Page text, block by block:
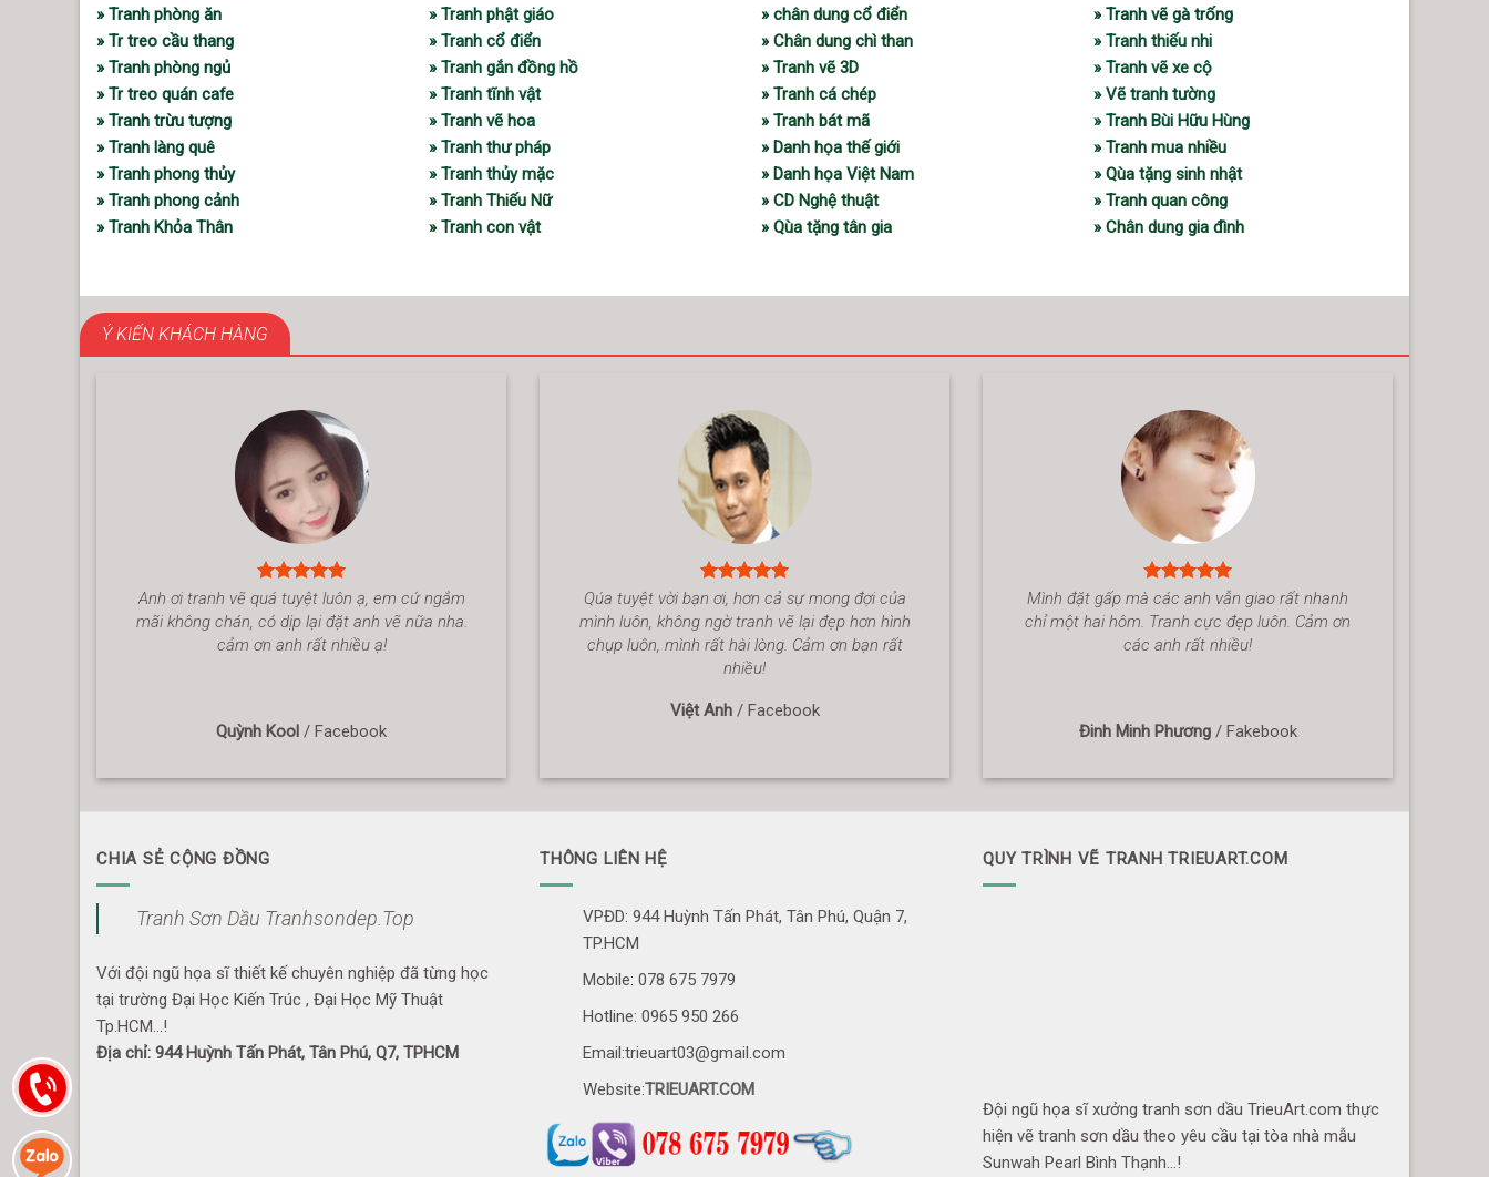
» Tranh phòng ăn
» Tr treo cầu thang
» Tranh phòng ngủ
» Tr treo quán cafe
» Tranh trừu tượng
» Tranh làng quê
» Tranh phong thủy
» Tranh phong cảnh
» Tranh Khỏa Thân
» Tranh phật giáo
» Tranh cổ điển
» Tranh gắn đồng hồ
» Tranh tĩnh vật
» Tranh vẽ hoa
» Tranh thư pháp
» Tranh thủy mặc
» Tranh Thiếu Nữ
» Tranh con vật
» chân dung cổ điển
» Chân dung chì than
» Tranh vẽ 3D
» Tranh cá chép
» Tranh bát mã
» Danh họa thế giới
» Danh họa Việt Nam
» CD Nghệ thuật
» Qùa tặng tân gia
» Tranh vẽ gà trống
» Tranh thiếu nhi
» Tranh vẽ xe cộ
» Vẽ tranh tường
» Tranh Bùi Hữu Hùng
» Tranh mua nhiều
» Qùa tặng sinh nhật
» Tranh quan công
» Chân dung gia đình
Ý KIẾN KHÁCH HÀNG
Anh ơi tranh vẽ quá tuyệt luôn ạ, em cứ ngắm
mãi không chán, có dịp lại đặt anh vẽ nữa nha.
cảm ơn anh rất nhiều ạ!
Quỳnh Kool / Facebook
Qúa tuyệt vời bạn ơi, hơn cả sự mong đợi của
mình luôn, không ngờ tranh vẽ lại đẹp hơn hình
chụp luôn, mình rất hài lòng. Cảm ơn bạn rất
nhiều!
Việt Anh / Facebook
Mình đặt gấp mà các anh vẫn giao rất nhanh
chỉ một hai hôm. Tranh cực đẹp luôn. Cảm ơn
các anh rất nhiều!
Đinh Minh Phương / Fakebook
CHIA SẺ CỘNG ĐỒNG
Tranh Sơn Dầu Tranhsondep.Top
Với đội ngũ họa sĩ thiết kế chuyên nghiệp đã từng học
tại trường Đại Học Kiến Trúc , Đại Học Mỹ Thuật
Tp.HCM...!
Địa chỉ: 944 Huỳnh Tấn Phát, Tân Phú, Q7, TPHCM
THÔNG LIÊN HỆ
VPĐD: 944 Huỳnh Tấn Phát, Tân Phú, Quận 7,
TP.HCM
Mobile: 078 675 7979
Hotline: 0965 950 266
Email:trieuart03@gmail.com
Website:TRIEUART.COM
QUY TRÌNH VẼ TRANH TRIEUART.COM
Đội ngũ họa sĩ xưởng tranh sơn dầu TrieuArt.com thực
hiện vẽ tranh sơn dầu theo yêu cầu tại tòa nhà mẫu
Sunwah Pearl Bình Thạnh…!